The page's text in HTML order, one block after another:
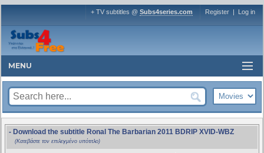
+ TV subtitles @ Subs4series.com Register | Log in
MENU
- Download the subtitle Ronal The Barbarian 2011 BDRIP XVID-WBZ
(Κατεβάστε τον επιλεγμένο υπότιτλο)